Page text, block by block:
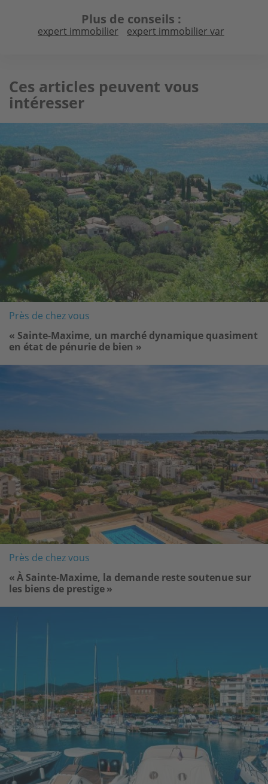
Plus de conseils
expert immobilier expert immobilier var
Ces articles peuvent vous
intéresser
Près de chez vous
« Sainte-Maxime, un marché dynamique quasiment
en état de pénurie de bien »
Image
Près de chez vous
« À Sainte-Maxime, la demande reste soutenue sur
les biens de prestige »
Image